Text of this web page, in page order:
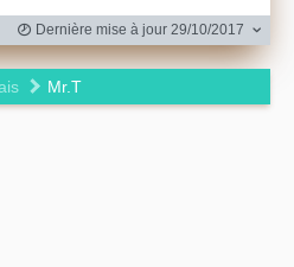
Dernière mise à jour 29/10/2017
Mr.T